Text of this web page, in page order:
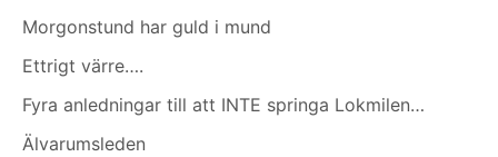
Morgonstund har guld i mund
Ettrigt värre….
Fyra anledningar till att INTE springa Lokmilen…
Älvarumsleden